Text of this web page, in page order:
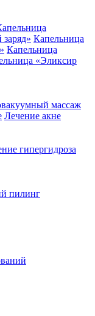
Капельница
Капельница
«Эликсир
массаж
Лечение акне
гипергидроза
пилинг